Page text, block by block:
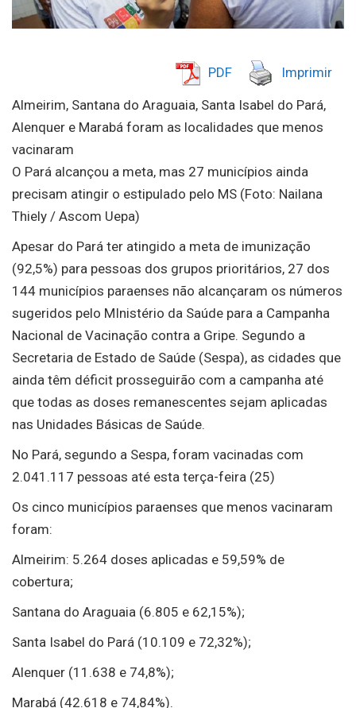
PDF Imprimir
Almeirim, Santana do Araguaia, Santa Isabel do Pará,
Alenquer e Marabá foram as localidades que menos
vacinaram
O Pará alcançou a meta, mas 27 municípios ainda
precisam atingir o estipulado pelo MS (Foto: Nailana
Thiely / Ascom Uepa)
Apesar do Pará ter atingido a meta de imunização
(92,5%) para pessoas dos grupos prioritários, 27 dos
144 municípios paraenses não alcançaram os números
sugeridos pelo MInistério da Saúde para a Campanha
Nacional de Vacinação contra a Gripe. Segundo a
Secretaria de Estado de Saúde (Sespa), as cidades que
ainda têm déficit prosseguirão com a campanha até
que todas as doses remanescentes sejam aplicadas
nas Unidades Básicas de Saúde.
No Pará, segundo a Sespa, foram vacinadas com
2.041.117 pessoas até esta terça-feira (25)
Os cinco municípios paraenses que menos vacinaram
foram:
Almeirim: 5.264 doses aplicadas e 59,59% de
cobertura;
Santana do Araguaia (6.805 e 62,15%);
Santa Isabel do Pará (10.109 e 72,32%);
Alenquer (11.638 e 74,8%);
Marabá (42.618 e 74,84%).